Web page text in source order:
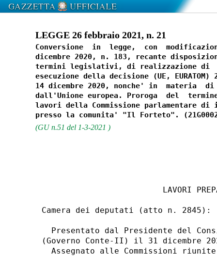
LEGGE 26 febbraio 2021, n. 21
Conversione  in  legge,  con
dicembre 2020, n. 183, recante
termini legislativi, di realizzazione di
esecuzione della decisione (UE,
14 dicembre 2020, nonche' in  materia
dall'Unione europea. Proroga  del
lavori della Commissione parlamentare
(GU n.51 del 1-3-2021 )
LAVORI
Camera dei deputati (atto n. 2845):
Presentato dal Presidente del
(Governo Conte-II) il 31 dicembre
Assegnato alle Commissioni